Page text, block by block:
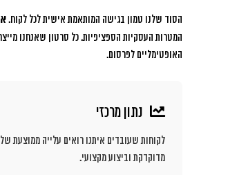
הסוד שלנו טמון בגישה המותאמת אישית לכל לקוח.
המטרות העסקיות הספציפיות. כל סרטון שאנחנו
האופטימליים לפרסום.
נתון מרכזי
מדוקדקת וביצוע מקצועי.